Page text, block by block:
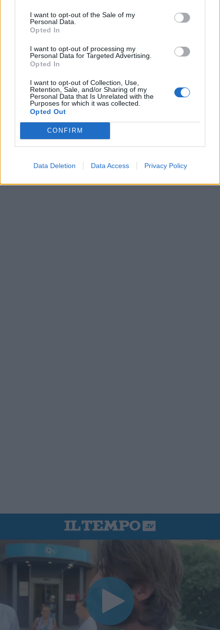
I want to opt-out of the Sale of my
Personal Data.
Opted In
I want to opt-out of processing my
Personal Data for Targeted Advertising.
Opted In
I want to opt-out of Collection, Use,
Retention, Sale, and/or Sharing of my
Personal Data that Is Unrelated with the
Purposes for which it was collected.
Opted Out
CONFIRM
Data Deletion Data Access Privacy Policy